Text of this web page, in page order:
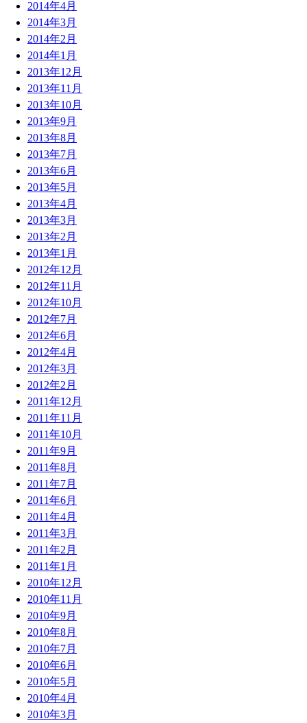
2014年4月
2014年3月
2014年2月
2014年1月
2013年12月
2013年11月
2013年10月
2013年9月
2013年8月
2013年7月
2013年6月
2013年5月
2013年4月
2013年3月
2013年2月
2013年1月
2012年12月
2012年11月
2012年10月
2012年7月
2012年6月
2012年4月
2012年3月
2012年2月
2011年12月
2011年11月
2011年10月
2011年9月
2011年8月
2011年7月
2011年6月
2011年4月
2011年3月
2011年2月
2011年1月
2010年12月
2010年11月
2010年9月
2010年8月
2010年7月
2010年6月
2010年5月
2010年4月
2010年3月